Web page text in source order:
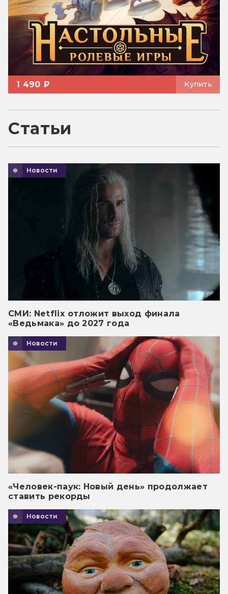
1 490 ₽ Купить
Статьи
Новости
СМИ: Netflix отложит выход финала
«Ведьмака» до 2027 года
Новости
«Человек-паук: Новый день» продолжает
ставить рекорды
Новости